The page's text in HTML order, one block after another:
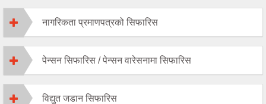
नागरिकता प्रमाणपत्रको सिफारिस
पेन्सन सिफारिस / पेन्सन वारेसनामा सिफारिस
विद्युत जडान सिफारिस